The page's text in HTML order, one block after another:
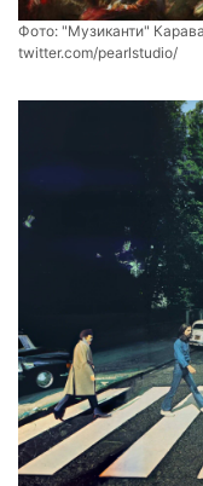
Фото: "Музиканти"
twitter.com/pearlstudio/